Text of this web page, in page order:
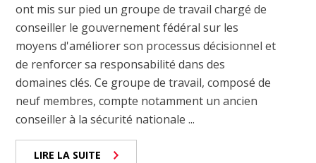
ont mis sur pied un groupe de travail chargé de
conseiller le gouvernement fédéral sur les
moyens d'améliorer son processus décisionnel et
de renforcer sa responsabilité dans des
domaines clés. Ce groupe de travail, composé de
neuf membres, compte notamment un ancien
conseiller à la sécurité nationale ...
LIRE LA SUITE